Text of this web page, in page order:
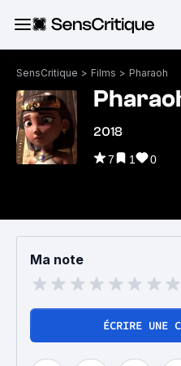
SensCritique > Films > Pharaoh
2018
7 1 0
Ma note
ÉCRIRE UNE